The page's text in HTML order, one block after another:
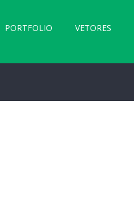
PORTFOLIO VETORES